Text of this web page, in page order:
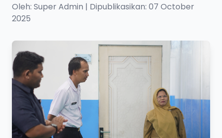
Oleh: Super Admin | Dipublikasikan: 07 October
2025